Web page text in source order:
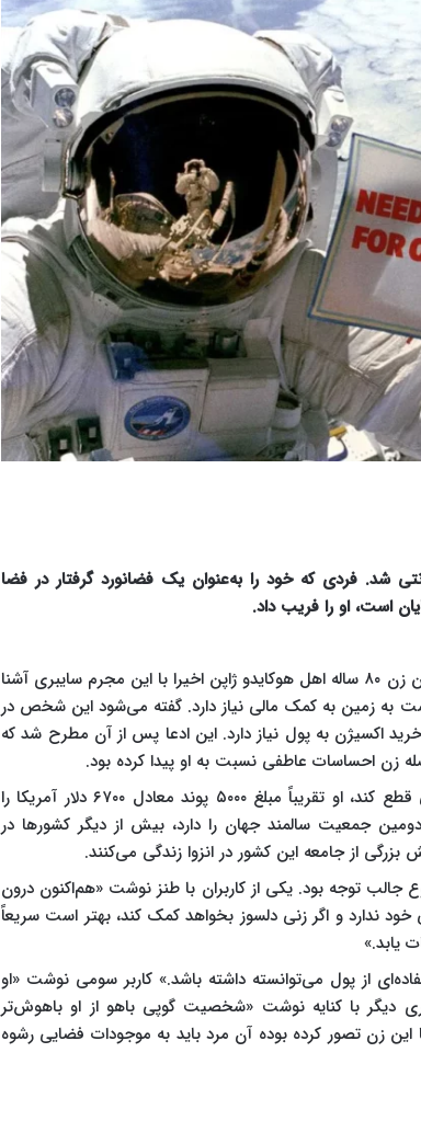
شد. فردی که خود را به‌عنوان یک فضانورد گرفتار در فضا
است، او را فریب داد.
این زن ۸۰ ساله اهل هوکایدو ژاپن اخیرا با این مجرم سایبری آشنا
به زمین به کمک مالی نیاز دارد. گفته می‌شود این شخص در
اکسیژن به پول نیاز دارد. این ادعا پس از آن مطرح شد که
زن احساسات عاطفی نسبت به او پیدا کرده بود.
پیش از آنکه این مرد تمام ارتباطات خود را با زن ژاپنی قطع کند، او تقریباً مبلغ ۵۰۰۰ پوند معادل ۶۷۰۰ دلار آمریکا را
جمعیت سالمند جهان را دارد، بیش از دیگر کشورها در
از جامعه این کشور در انزوا زندگی می‌کنند.
توجه بود. یکی از کاربران با طنز نوشت «هم‌اکنون درون
ندارد و اگر زنی دلسوز بخواهد کمک کند، بهتر است سریعاً
یابد.»
از پول می‌توانسته داشته باشد.» کاربر سومی نوشت «او
دیگر با کنایه نوشت «شخصیت گوپی باهو از او باهوش‌تر
زن تصور کرده بوده آن مرد باید به موجودات فضایی رشوه